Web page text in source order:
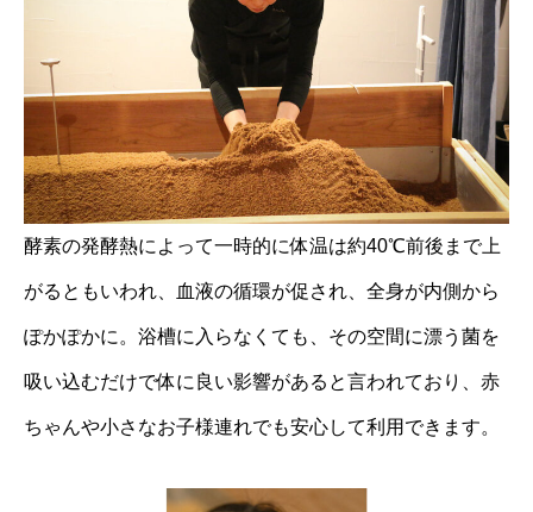
酵素の発酵熱によって一時的に体温は約40℃前後まで上
がるともいわれ、血液の循環が促され、全身が内側から
ぽかぽかに。浴槽に入らなくても、その空間に漂う菌を
吸い込むだけで体に良い影響があると言われており、赤
ちゃんや小さなお子様連れでも安心して利用できます。